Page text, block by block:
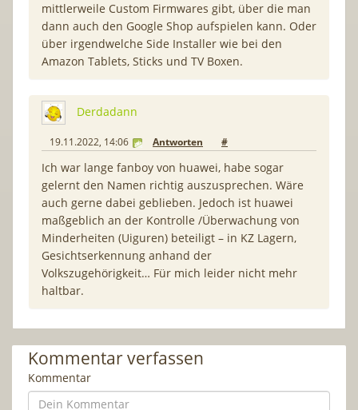
mittlerweile Custom Firmwares gibt, über die man
dann auch den Google Shop aufspielen kann. Oder
über irgendwelche Side Installer wie bei den
Amazon Tablets, Sticks und TV Boxen.
Derdadann
19.11.2022, 14:06 Antworten #
Ich war lange fanboy von huawei, habe sogar
gelernt den Namen richtig auszusprechen. Wäre
auch gerne dabei geblieben. Jedoch ist huawei
maßgeblich an der Kontrolle /Überwachung von
Minderheiten (Uiguren) beteiligt – in KZ Lagern,
Gesichtserkennung anhand der
Volkszugehörigkeit… Für mich leider nicht mehr
haltbar.
Kommentar verfassen
Kommentar